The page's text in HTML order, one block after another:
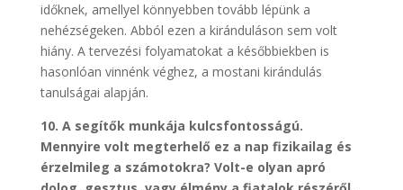
időknek, amellyel könnyebben tovább lépünk a
nehézségeken. Abból ezen a kiránduláson sem volt
hiány. A tervezési folyamatokat a későbbiekben is
hasonlóan vinnénk véghez, a mostani kirándulás
tanulságai alapján.
10. A segítők munkája kulcsfontosságú.
Mennyire volt megterhelő ez a nap fizikailag és
érzelmileg a számotokra? Volt-e olyan apró